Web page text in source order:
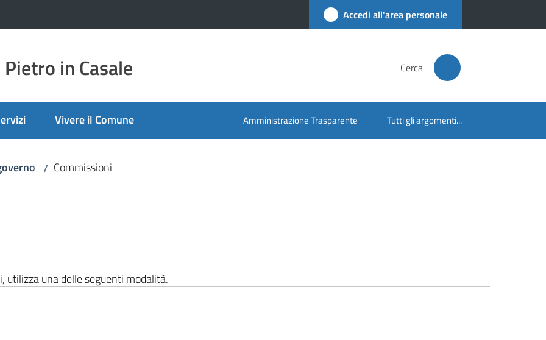
Accedi all'area personale
in Casale Cerca
Vivere il Comune Amministrazione Trasparente Tutti gli argomenti...
/ Commissioni
utilizza una delle seguenti modalità.